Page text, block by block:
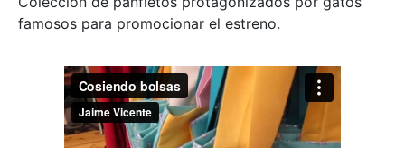
famosos para promocionar el estreno.